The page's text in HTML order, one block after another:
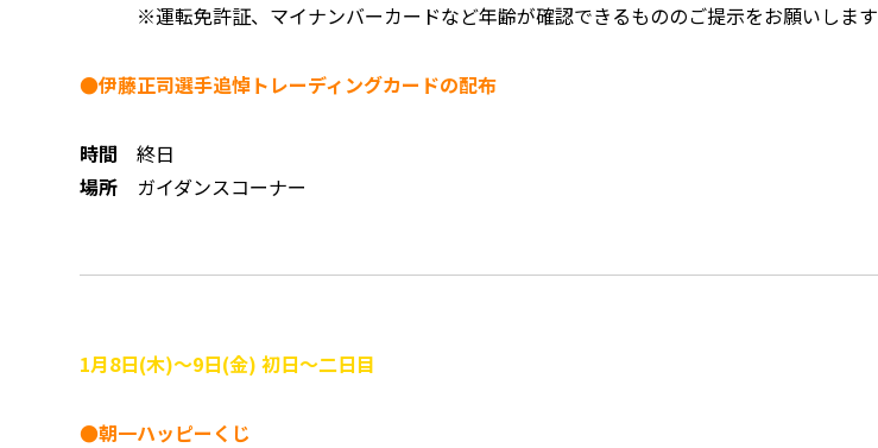
※運転免許証、マイナンバーカードなど年齢が確認できるもののご提示をお願いします
●伊藤正司選手追悼トレーディングカードの配布
時間 終日
場所 ガイダンスコーナー
1月8日(木)～9日(金) 初日～二日目
●朝一ハッピーくじ